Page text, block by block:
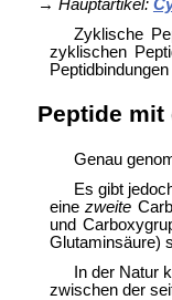
→ Hauptartikel:
Zyklische
zyklischen
Peptide
Genau
Es gibt
einezweite
und
Glutaminsäure)
In der Natur
zwischen der